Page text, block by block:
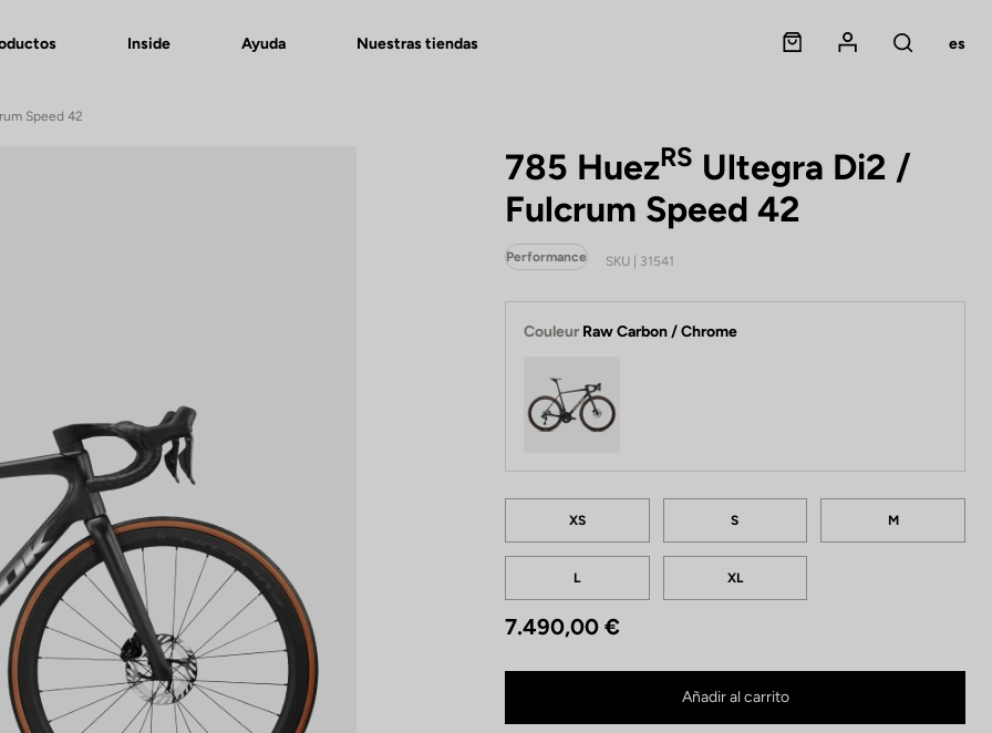
Inside Ayuda Nuestras tiendas Panier
Mon compte
Rechercher
es
Speed 42
785 HuezRS Ultegra Di2 /
Fulcrum Speed 42
Performance SKU | 31541
Couleur Raw Carbon / Chrome
l
r
e
XS S M
L XL
7.490,00 €
Añadir al carrito